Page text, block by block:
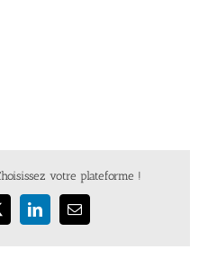
votre plateforme !
LinkedInEmail